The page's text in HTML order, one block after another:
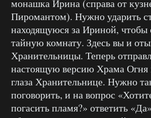
монашка Ирина (справа от
Пиромантом). Нужно ударить
находящуюся за Ириной, чтобы
тайную комнату. Здесь вы и
Хранительницы. Теперь
настоящую версию Храма Огня
глаза Хранительнице. Нужно
поговорить, и на вопрос
погасить пламя?» ответить